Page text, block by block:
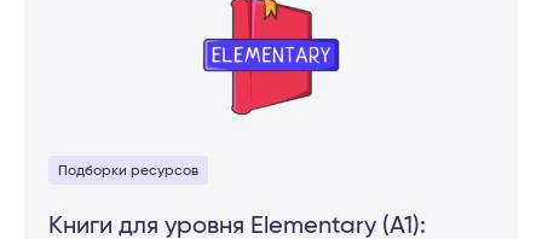
Подборки ресурсов
Книги для уровня Elementary (A1):